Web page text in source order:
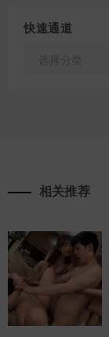
快速通道
相关推荐